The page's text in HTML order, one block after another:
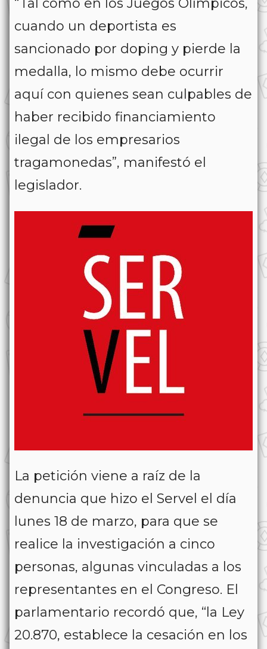
“Tal como en los Juegos Olímpicos,
cuando un deportista es
sancionado por doping y pierde la
medalla, lo mismo debe ocurrir
aquí con quienes sean culpables de
haber recibido financiamiento
ilegal de los empresarios
tragamonedas”, manifestó el
legislador.
La petición viene a raíz de la
denuncia que hizo el Servel el día
lunes 18 de marzo, para que se
realice la investigación a cinco
personas, algunas vinculadas a los
representantes en el Congreso. El
parlamentario recordó que, “la Ley
20.870, establece la cesación en los